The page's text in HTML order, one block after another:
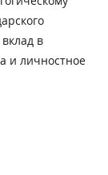
в
и личностное